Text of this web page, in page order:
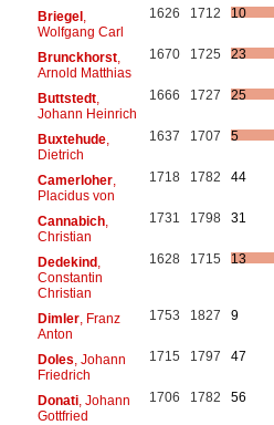
Briegel,
Wolfgang Carl
1626 1712 10
Brunckhorst,
Arnold Matthias
1670 1725 23
Buttstedt,
Johann Heinrich
1666 1727 25
Buxtehude,
Dietrich
1637 1707 5
Camerloher,
Placidus von
1718 1782 44
Cannabich,
Christian
1731 1798 31
Dedekind,
Constantin
Christian
1628 1715 13
Dimler, Franz
Anton
1753 1827 9
Doles , Johann
Friedrich
1715 1797 47
Donati, Johann
Gottfried
1706 1782 56